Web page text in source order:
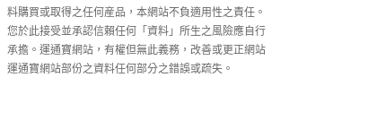
料購買或取得之任何産品，本網站不負適用性之責任。
您於此接受並承認信賴任何「資料」所生之風險應自行
承擔。運通寶網站，有權但無此義務，改善或更正網站
運通寶網站部份之資料任何部分之錯誤或疏失。